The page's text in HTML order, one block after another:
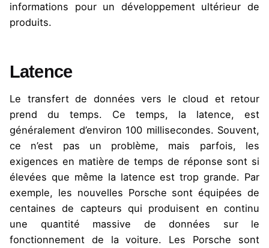
informations pour un développement ultérieur de
produits.
Latence
Le transfert de données vers le cloud et retour
prend du temps. Ce temps, la latence, est
généralement d’environ 100 millisecondes. Souvent,
ce n’est pas un problème, mais parfois, les
exigences en matière de temps de réponse sont si
élevées que même la latence est trop grande. Par
exemple, les nouvelles Porsche sont équipées de
centaines de capteurs qui produisent en continu
une quantité massive de données sur le
fonctionnement de la voiture. Les Porsche sont